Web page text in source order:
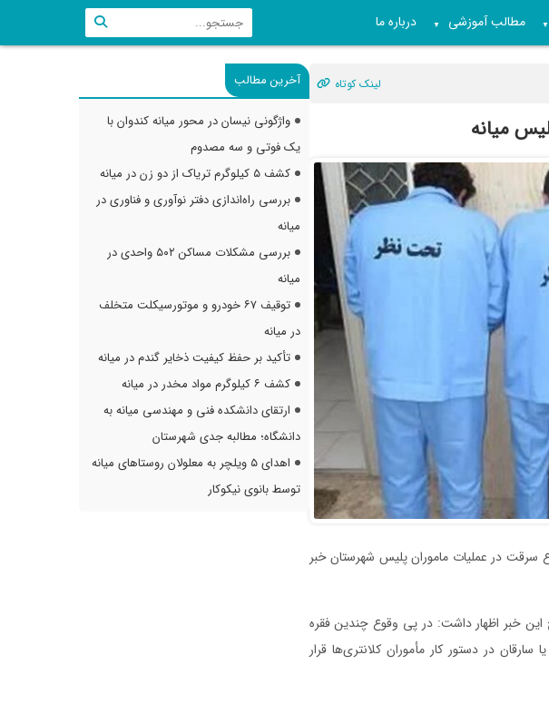
▼ مطالب آموزشی ▼ درباره ما
لینک کوتاه
میانه از دستگیری ۴ سارق و کشف ۵ فقره انواع سرقت در عملیات ماموران پلیس شهرستان خبر
خبر اظهار داشت: در پی وقوع چندین فقره
در دستور کار مأموران کلانتری‌ها قرار
آخرین مطالب
واژگونی نیسان در محور میانه کندوان با
یک فوتی و سه مصدوم
کشف ۵ کیلوگرم تریاک از دو زن در میانه
بررسی راه‌اندازی دفتر نوآوری و فناوری در
میانه
بررسی مشکلات مساکن ۵۰۲ واحدی در
میانه
توقیف ۶۷ خودرو و موتورسیکلت متخلف
در میانه
تأکید بر حفظ کیفیت ذخایر گندم در میانه
کشف ۶ کیلوگرم مواد مخدر در میانه
ارتقای دانشکده فنی و مهندسی میانه به
دانشگاه؛ مطالبه جدی شهرستان
اهدای ۵ ویلچر به معلولان روستاهای میانه
توسط بانوی نیکوکار